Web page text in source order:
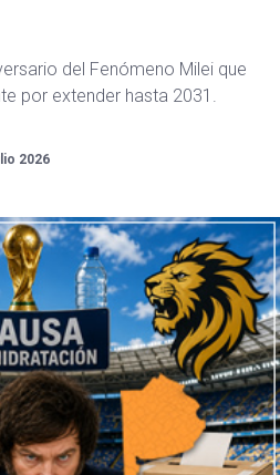
del Fenómeno Milei que
por extender hasta 2031.
2026